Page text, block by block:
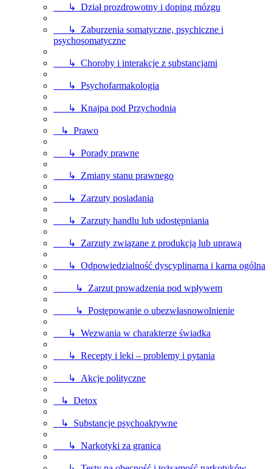
↳ Dział prozdrowotny i doping mózgu
↳ Zaburzenia somatyczne, psychiczne i
psychosomatyczne
↳ Choroby i interakcje z substancjami
↳ Psychofarmakologia
↳ Knajpa pod Przychodnią
↳ Prawo
↳ Porady prawne
↳ Zmiany stanu prawnego
↳ Zarzuty posiadania
↳ Zarzuty handlu lub udostępniania
↳ Zarzuty związane z produkcją lub uprawą
↳ Odpowiedzialność dyscyplinarna i karna ogólna
↳ Zarzut prowadzenia pod wpływem
↳ Postępowanie o ubezwłasnowolnienie
↳ Wezwania w charakterze świadka
↳ Recepty i leki – problemy i pytania
↳ Akcje polityczne
↳ Detox
↳ Substancje psychoaktywne
↳ Narkotyki za granicą